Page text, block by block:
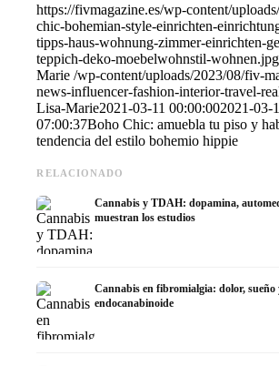
https://fivmagazine.es/wp-content/
chic-bohemian-style-einrichten-
tipps-haus-wohnung-zimmer-einrichten-
teppich-deko-moebelwohnstil-wohnen.jpg
Marie /wp-content/uploads/2023/08/fiv-
news-influencer-fashion-interior-travel-
Lisa-Marie2021-03-11 00:00:002021-03-
07:00:37Boho Chic: amuebla tu piso y
tendencia del estilo bohemio hippie
RELACIONADO
Cannabis y TDAH: dopamina,
muestran los estudios
Cannabis en fibromialgia: dolor, sueño
endocanabinoide